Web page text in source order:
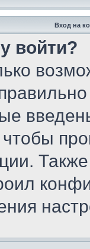
Вход на
войти?